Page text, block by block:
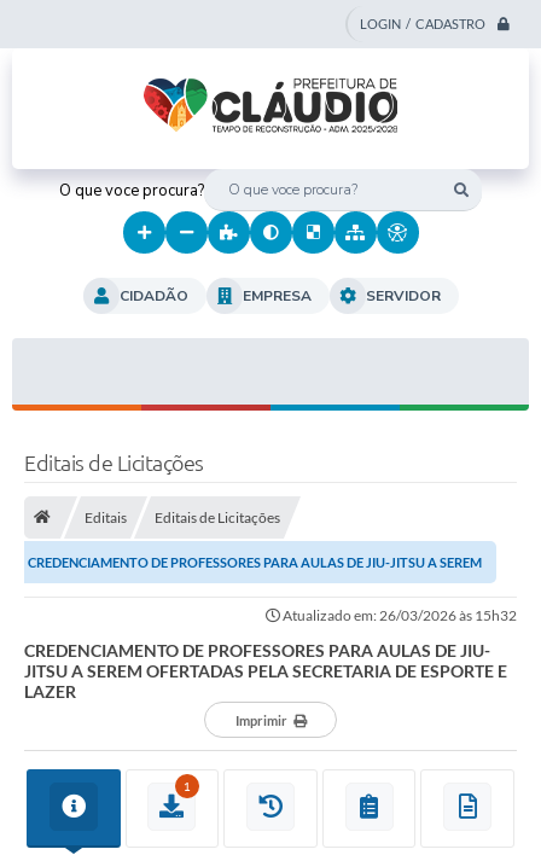
LOGIN / CADASTRO
O que voce procura?
CIDADÃO EMPRESA SERVIDOR
Editais de Licitações
Editais Editais de Licitações
CREDENCIAMENTO DE PROFESSORES PARA AULAS DE JIU-JITSU A SEREM
OFERTADAS PELA SECRETARIA DE ESPORTE E LAZER
Atualizado em: 26/03/2026 às 15h32
CREDENCIAMENTO DE PROFESSORES PARA AULAS DE JIU-
JITSU A SEREM OFERTADAS PELA SECRETARIA DE ESPORTE E
LAZER
Imprimir
1